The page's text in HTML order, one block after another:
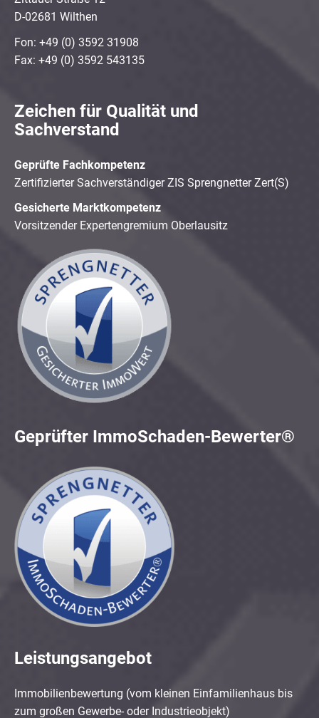
D-02681 Wilthen
Fon: +49 (0) 3592 31908
Fax: +49 (0) 3592 543135
Zeichen für Qualität und
Sachverstand
Geprüfte Fachkompetenz
Zertifizierter Sachverständiger ZIS Sprengnetter Zert(S)
Gesicherte Marktkompetenz
Vorsitzender Expertengremium Oberlausitz
Geprüfter ImmoSchaden-Bewerter®
Leistungsangebot
Immobilienbewertung (vom kleinen Einfamilienhaus bis
zum großen Gewerbe- oder Industrieobjekt)